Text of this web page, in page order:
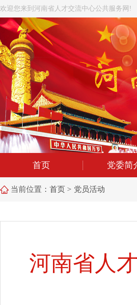
欢迎您来到河南省人才交流中心公共服务网!
首页 党委简
当前位置： 首页 > 党员活动
河南省人